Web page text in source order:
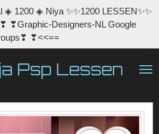
Psp Lessen
1200 ◈ Niya ✨✨1200 LESSEN✨✨
❣Graphic-Designers-NL Google
❣<<==